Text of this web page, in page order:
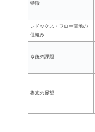
特徴
レドックス・フロー電池の
仕組み
今後の課題
将来の展望